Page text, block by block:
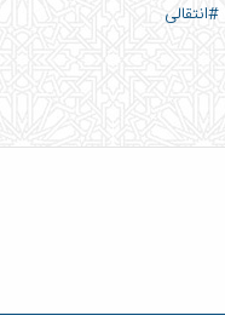
#انتقالی